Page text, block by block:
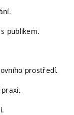
publikem.
prostředí.